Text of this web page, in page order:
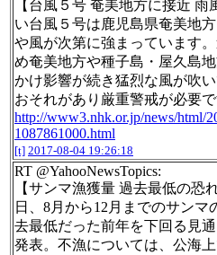
【台風５号 奄美地方に接近 雨
い台風５号は鹿児島県奄美地
や風が次第に強まっています
め奄美地方や種子島・屋久島
かけ影響が続き猛烈な風が吹
おそれがあり厳重警戒が必要
http://www3.nhk.or.jp/news/html/
1087861000.html
[t] 2017-08-04 19:26:18
RT @YahooNewsTopics:
【サンマ漁獲量 過去最低の恐
日、8月から12月までのサンマ
去最低だった前年を下回る見
発表。不漁については、公海